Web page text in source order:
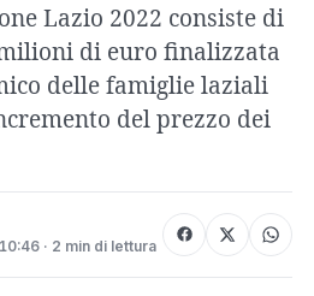
Lazio 2022 consiste di
di euro finalizzata
delle famiglie laziali
del prezzo dei
· 2 min di lettura